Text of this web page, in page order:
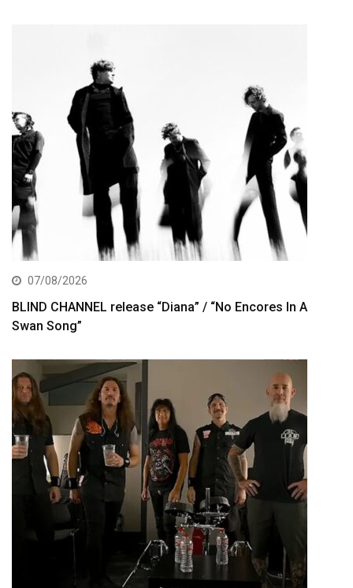
07/08/2026
BLIND CHANNEL release “Diana” / “No Encores In A
Swan Song”